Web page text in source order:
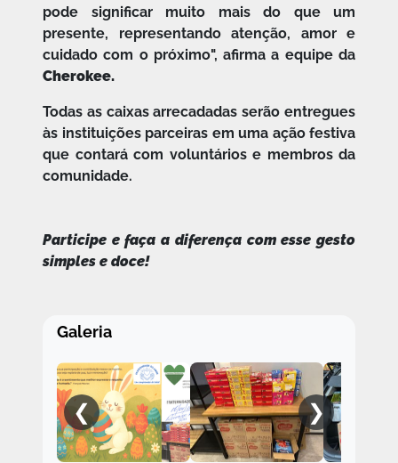
pode significar muito mais do que um
presente, representando atenção, amor e
cuidado com o próximo", afirma a equipe da
Cherokee.
Todas as caixas arrecadadas serão entregues
às instituições parceiras em uma ação festiva
que contará com voluntários e membros da
comunidade.
Participe e faça a diferença com esse gesto
simples e doce!
Galeria
❮ ❯